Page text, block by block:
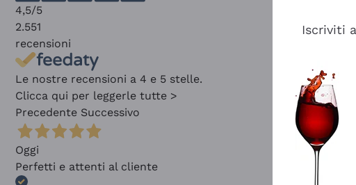
4,5/5
2.551
recensioni
Le nostre recensioni a 4 e 5 stelle.
Clicca qui per leggerle tutte >
Precedente Successivo
Oggi
Perfetti e attenti al cliente
Iscriviti